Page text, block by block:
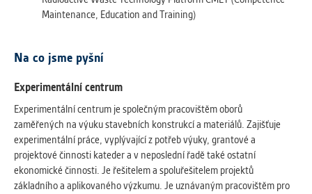
Maintenance, Education and Training)
Na co jsme pyšní
Experimentální centrum
Experimentální centrum je společným pracovištěm oborů
zaměřených na výuku stavebních konstrukcí a materiálů. Zajišťuje
experimentální práce, vyplývající z potřeb výuky, grantové a
projektové činnosti kateder a v neposlední řadě také ostatní
ekonomické činnosti. Je řešitelem a spoluřešitelem projektů
základního a aplikovaného výzkumu. Je uznávaným pracovištěm pro